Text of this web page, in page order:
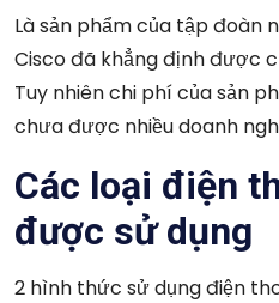
Là sản phẩm của tập đoàn
Cisco đã khẳng định được
Tuy nhiên chi phí của sản
chưa được nhiều doanh
Các loại điện
được sử dụng
2 hình thức sử dụng điện